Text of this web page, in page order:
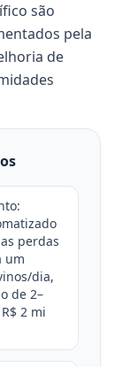
são
pela
de
perdas
um
dia,
de 2–
2 mi